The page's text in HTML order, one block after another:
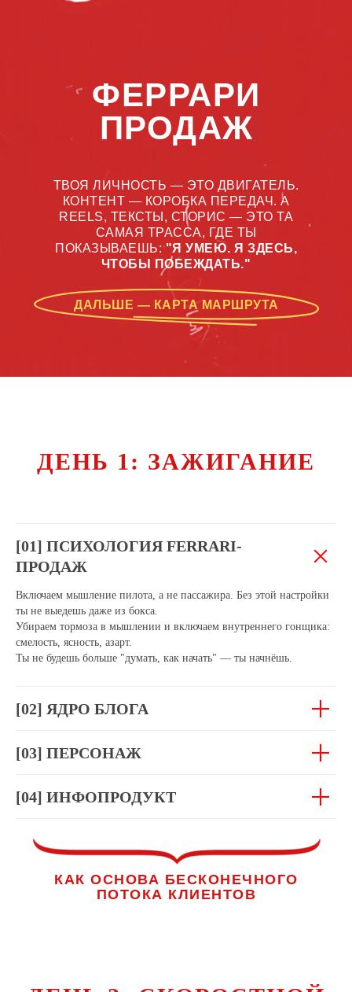
ФЕРРАРИ
ПРОДАЖ
ТВОЯ ЛИЧНОСТЬ — ЭТО ДВИГАТЕЛЬ.
КОНТЕНТ — КОРОБКА ПЕРЕДАЧ. А
REELS, ТЕКСТЫ, СТОРИС — ЭТО ТА
САМАЯ ТРАССА, ГДЕ ТЫ
ПОКАЗЫВАЕШЬ:"Я УМЕЮ. Я ЗДЕСЬ,
ЧТОБЫ ПОБЕЖДАТЬ."
ДАЛЬШЕ — КАРТА МАРШРУТА
ДЕНЬ 1: ЗАЖИГАНИЕ
[01] ПСИХОЛОГИЯ FERRARI-
ПРОДАЖ
Включаем мышление пилота, а не пассажира. Без этой настройки
ты не выедешь даже из бокса.
Убираем тормоза в мышлении и включаем внутреннего гонщика:
смелость, ясность, азарт.
Ты не будешь больше "думать, как начать" — ты начнёшь.
[02] ЯДРО БЛОГА
[03] ПЕРСОНАЖ
[04] ИНФОПРОДУКТ
КАК ОСНОВА БЕСКОНЕЧНОГО
ПОТОКА КЛИЕНТОВ